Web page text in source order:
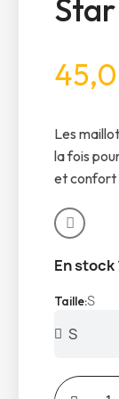
Star
Les
la fois
et confort
En stock
TailleS